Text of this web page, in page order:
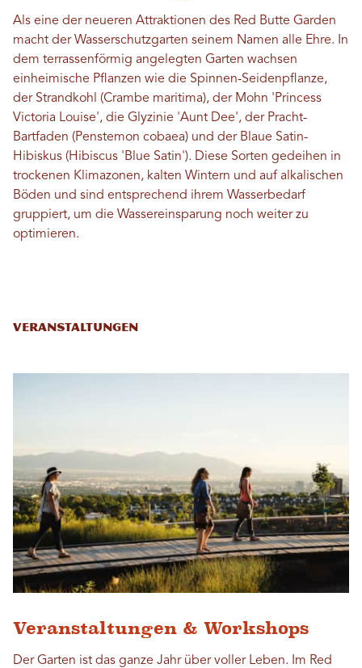
Als eine der neueren Attraktionen des Red Butte Garden
macht der Wasserschutzgarten seinem Namen alle Ehre. In
dem terrassenförmig angelegten Garten wachsen
einheimische Pflanzen wie die Spinnen-Seidenpflanze,
der Strandkohl (Crambe maritima), der Mohn 'Princess
Victoria Louise', die Glyzinie 'Aunt Dee', der Pracht-
Bartfaden (Penstemon cobaea) und der Blaue Satin-
Hibiskus (Hibiscus 'Blue Satin'). Diese Sorten gedeihen in
trockenen Klimazonen, kalten Wintern und auf alkalischen
Böden und sind entsprechend ihrem Wasserbedarf
gruppiert, um die Wassereinsparung noch weiter zu
optimieren.
Veranstaltungen
Veranstaltungen & Workshops
Der Garten ist das ganze Jahr über voller Leben. Im Red